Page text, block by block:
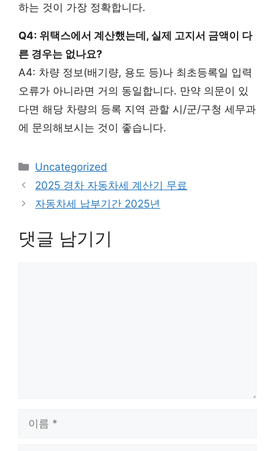
하는 것이 가장 정확합니다.
Q4: 위택스에서 계산했는데, 실제 고지서 금액이 다
른 경우는 없나요?
A4: 차량 정보(배기량, 용도 등)나 최초등록일 입력
오류가 아니라면 거의 동일합니다. 만약 의문이 있
다면 해당 차량의 등록 지역 관할 시/군/구청 세무과
에 문의해보시는 것이 좋습니다.
카
테
리
Uncategorized
2025 경차 자동차세 계산기 무료
자동차세 납부기간 2025년
댓글 남기기